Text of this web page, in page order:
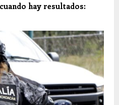
hay resultados: